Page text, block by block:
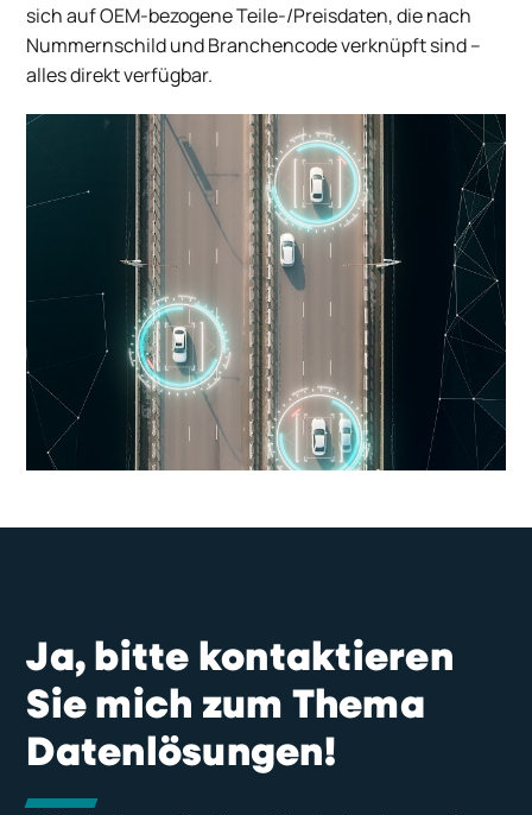
sich auf OEM-bezogene Teile-/Preisdaten, die nach
Nummernschild und Branchencode verknüpft sind –
alles direkt verfügbar.
Ja, bitte kontaktieren
Sie mich zum Thema
Datenlösungen!